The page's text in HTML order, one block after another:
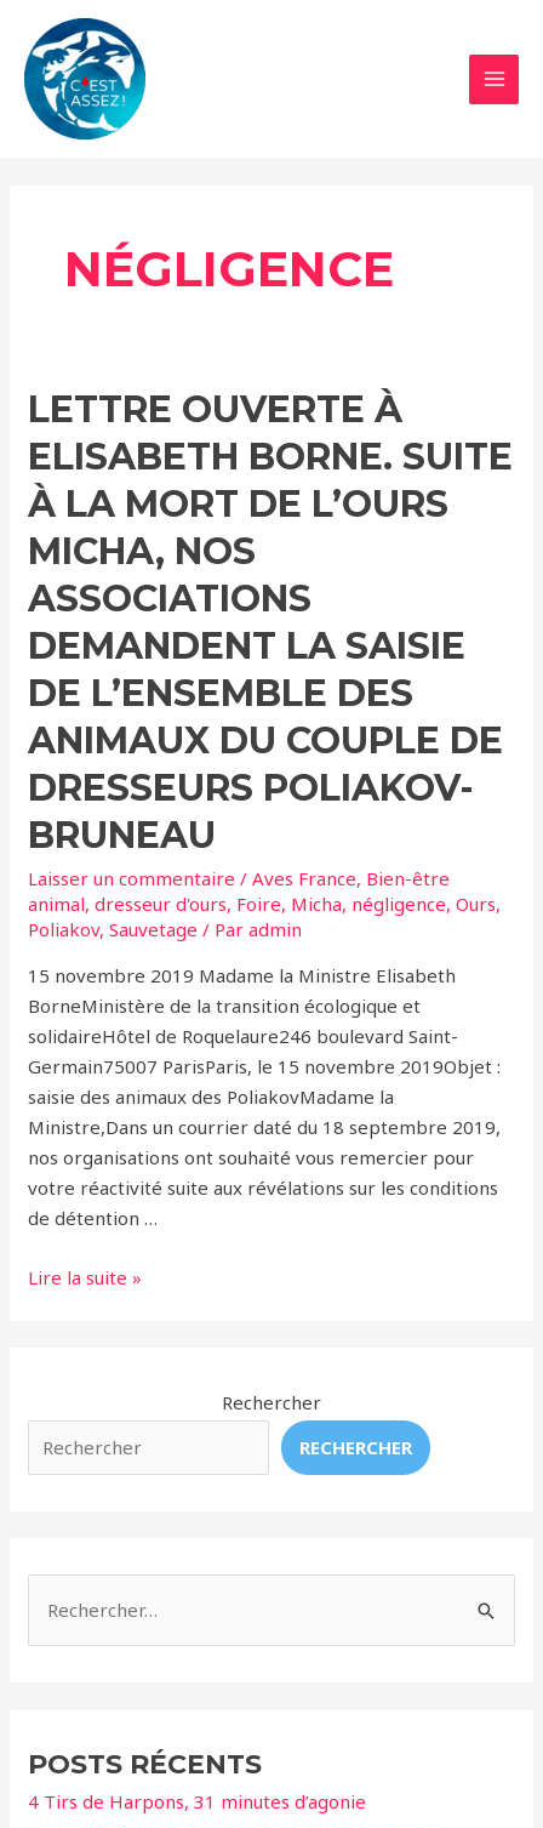
contenu
NÉGLIGENCE
LETTRE OUVERTE À
ELISABETH BORNE. SUITE
À LA MORT DE L’OURS
MICHA, NOS
ASSOCIATIONS
DEMANDENT LA SAISIE
DE L’ENSEMBLE DES
ANIMAUX DU COUPLE DE
DRESSEURS POLIAKOV-
BRUNEAU
Laisser un commentaire /Aves France, Bien-être
animal,dresseur d'ours, Foire, Micha, négligence,Ours,
Poliakov,Sauvetage / Paradmin
15 novembre 2019 Madame la Ministre Elisabeth
BorneMinistère de la transition écologique et
solidaireHôtel de Roquelaure246 boulevard Saint-
Germain75007 ParisParis, le 15 novembre 2019Objet :
saisie des animaux des PoliakovMadame la
Ministre,Dans un courrier daté du 18 septembre 2019,
nos organisations ont souhaité vous remercier pour
votre réactivité suite aux révélations sur les conditions
de détention …
Lettre
Suite
l’ours
Micha,
nos
saisie
de
Lire la suite »
Rechercher
RECHERCHER
r
c
POSTS RÉCENTS
4 Tirs de Harpons, 31 minutes d’agonie